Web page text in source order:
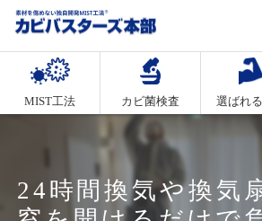
MIST工法 カビ菌検査 選ばれ
24時間換気や換気